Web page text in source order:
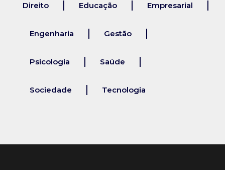
Direito Educação Empresarial
Engenharia Gestão
Psicologia Saúde
Sociedade Tecnologia